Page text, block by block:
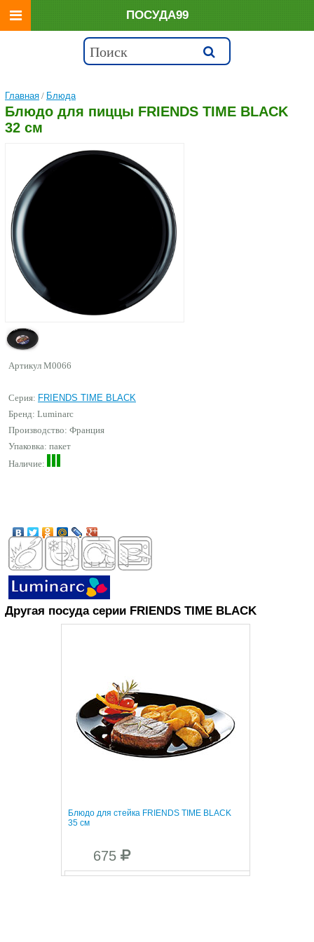
Главная / Блюда
Блюдо для пиццы FRIENDS TIME BLACK
32 см
Артикул M0066
Серия: FRIENDS TIME BLACK
Бренд: Luminarc
Производство: Франция
Упаковка: пакет
Наличие:
Другая посуда серии FRIENDS TIME BLACK
Блюдо для стейка FRIENDS TIME BLACK
35 см
675
ПОСУДА99